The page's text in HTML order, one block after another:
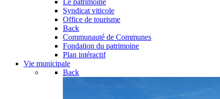
Le patrimoine
Syndicat viticole
Office de tourisme
Back
Communauté de Communes
Fondation du patrimoine
Plan intéractif
Vie municipale
Back